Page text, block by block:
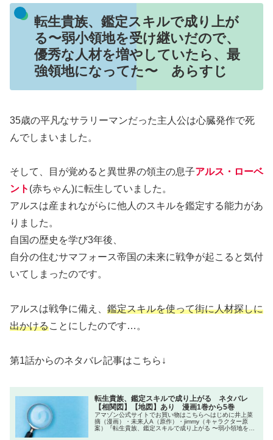
転生貴族、鑑定スキルで成り上が
る〜弱小領地を受け継いだので、
優秀な人材を増やしていたら、最
強領地になってた〜 あらすじ
35歳の平凡なサラリーマンだった主人公は心臓発作で死
んでしまいました。
そして、目が覚めると異世界の領主の息子アルス・ローベ
ント (赤ちゃん)に転生していました。
アルスは産まれながらに他人のスキルを鑑定する能力があ
りました。
自国の歴史を学び3年後、
自分の住むサマフォース帝国の未来に戦争が起こると気付
いてしまったのです。
アルスは戦争に備え、 鑑定スキルを使って街に人材探しに
出かけることにしたのです…。
第1話からのネタバレ記事はこちら↓
転生貴族、鑑定スキルで成り上がる ネタバレ
【相関図】【地図】あり 漫画1巻から5巻
アマゾン公式サイトでお買い物はこちらへはじめに井上菜
摘（漫画）・未来人A（原作）・jimmy（キャラクター原
案）『転生貴族、鑑定スキルで成り上がる 〜弱小領地を受